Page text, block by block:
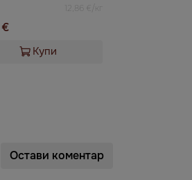
12,86 €/кг
Купи
Остави коментар